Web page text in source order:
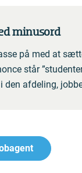
minusord
på med at
står
den afdeling,